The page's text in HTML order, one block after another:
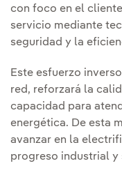
con foco en el
servicio mediante
seguridad y la
Este esfuerzo
red, reforzará la
capacidad para
energética. De esta
avanzar en la
progreso industrial y